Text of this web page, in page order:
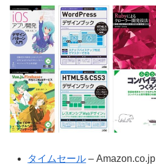
タイムセール – Amazon.co.jp